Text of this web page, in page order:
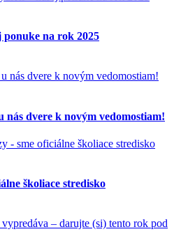
na rok 2025
dvere k novým vedomostiam!
školiace stredisko